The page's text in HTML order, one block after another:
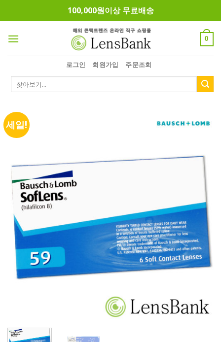
100,000원이상 무료배송
0
로그인 회원가입 주문조회
색:
세일!